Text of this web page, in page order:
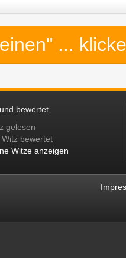
...
bewertet
gelesen
bewertet
Witze anzeigen